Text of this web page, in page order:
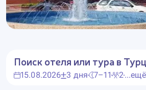
Поиск отеля или турав
15.08.2026 3 дня 7–11 2